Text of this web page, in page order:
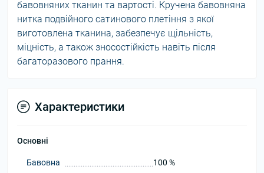
бавовняних тканин та вартості. Кручена бавовняна
нитка подвійного сатинового плетіння з якої
виготовлена ​​тканина, забезпечує щільність,
міцність, а також зносостійкість навіть після
багаторазового прання.
Характеристики
Основні
Бавовна 100 %